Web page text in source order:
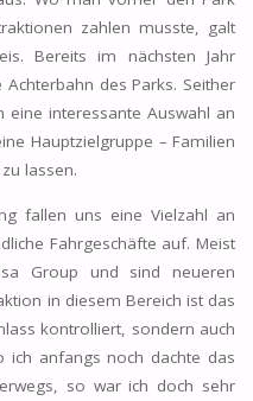
zahlen musste, galt
Bereits im nächsten Jahr
des Parks. Seither
eine interessante Auswahl an
Hauptzielgruppe – Familien
lassen.
fallen uns eine Vielzahl an
Fahrgeschäfte auf. Meist
Group und sind neueren
in diesem Bereich ist das
kontrolliert, sondern auch
ich anfangs noch dachte das
so war ich doch sehr